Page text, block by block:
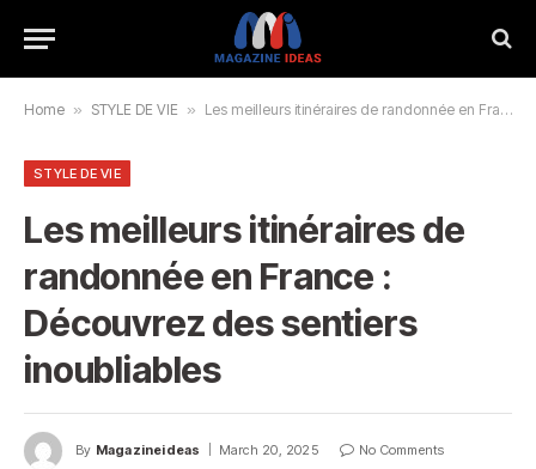
Home » STYLE DE VIE » Les meilleurs itinéraires de randonnée en France : Découvrez des sentiers inoubliables
STYLE DE VIE
Les meilleurs itinéraires de
randonnée en France :
Découvrez des sentiers
inoubliables
By Magazineideas March 20, 2025
No Comments